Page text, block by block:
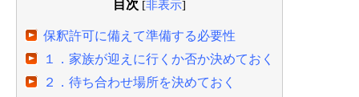
目次 [非表示]
保釈許可に備えて準備する必要性
１．家族が迎えに行くか否か決めておく
２．待ち合わせ場所を決めておく